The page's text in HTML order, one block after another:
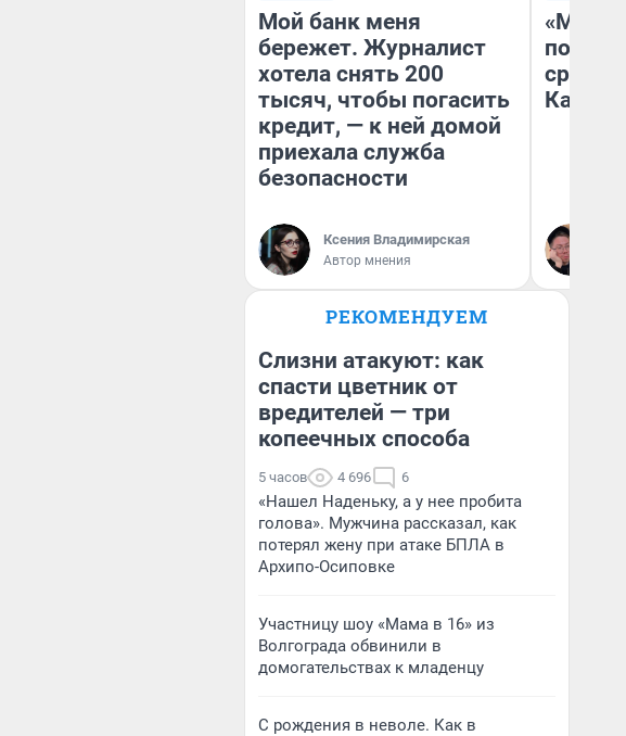
Мой банк меня
бережет. Журналист
хотела снять 200
тысяч, чтобы погасить
кредит, — к ней домой
приехала служба
безопасности
Ксения Владимирская
Автор мнения
РЕКОМЕНДУЕМ
Слизни атакуют: как
спасти цветник от
вредителей — три
копеечных способа
5 часов 4 696 6
«Нашел Наденьку, а у нее пробита
голова». Мужчина рассказал, как
потерял жену при атаке БПЛА в
Архипо-Осиповке
Участницу шоу «Мама в 16» из
Волгограда обвинили в
домогательствах к младенцу
С рождения в неволе. Как в